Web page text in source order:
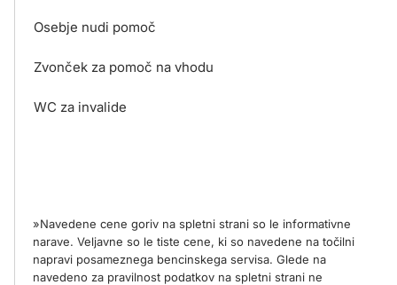
Osebje nudi pomoč
Zvonček za pomoč na vhodu
WC za invalide
»Navedene cene goriv na spletni strani so le informativne
narave. Veljavne so le tiste cene, ki so navedene na točilni
napravi posameznega bencinskega servisa. Glede na
navedeno za pravilnost podatkov na spletni strani ne